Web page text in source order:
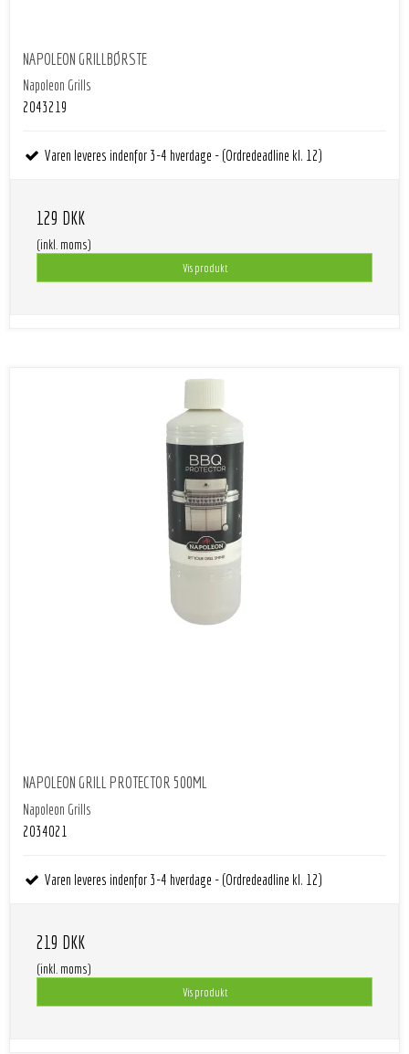
NAPOLEON GRILLBØRSTE
Napoleon Grills
2043219
Varen leveres indenfor 3-4 hverdage - (Ordredeadline kl. 12)
129 DKK
(inkl. moms)
Vis produkt
NAPOLEON GRILL PROTECTOR 500ML
Napoleon Grills
2034021
Varen leveres indenfor 3-4 hverdage - (Ordredeadline kl. 12)
219 DKK
(inkl. moms)
Vis produkt